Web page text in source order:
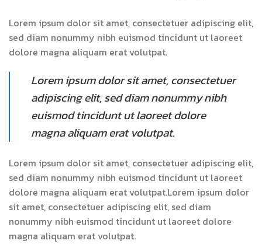
Lorem ipsum dolor sit amet, consectetuer adipiscing elit,
sed diam nonummy nibh euismod tincidunt ut laoreet
dolore magna aliquam erat volutpat.
Lorem ipsum dolor sit amet, consectetuer
adipiscing elit, sed diam nonummy nibh
euismod tincidunt ut laoreet dolore
magna aliquam erat volutpat.
Lorem ipsum dolor sit amet, consectetuer adipiscing elit,
sed diam nonummy nibh euismod tincidunt ut laoreet
dolore magna aliquam erat volutpat.Lorem ipsum dolor
sit amet, consectetuer adipiscing elit, sed diam
nonummy nibh euismod tincidunt ut laoreet dolore
magna aliquam erat volutpat.